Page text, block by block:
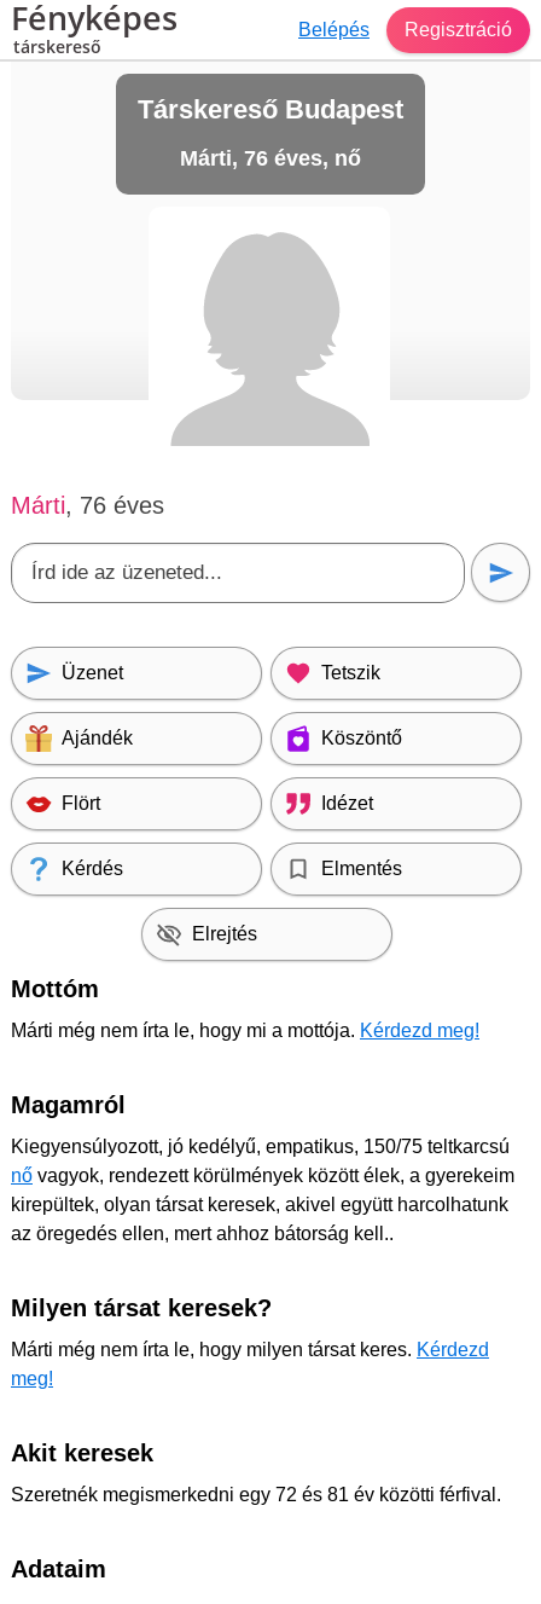
Fényképes
társkereső
Belépés Regisztráció
Társkereső Budapest
Márti, 76 éves, nő
Márti, 76 éves
Üzenet Tetszik
Ajándék Köszöntő
Flört Idézet
Kérdés Elmentés
Elrejtés
Mottóm
Márti még nem írta le, hogy mi a mottója. Kérdezd meg!
Magamról
Kiegyensúlyozott, jó kedélyű, empatikus, 150/75 teltkarcsú
nő vagyok, rendezett körülmények között élek, a gyerekeim
kirepültek, olyan társat keresek, akivel együtt harcolhatunk
az öregedés ellen, mert ahhoz bátorság kell..
Milyen társat keresek?
Márti még nem írta le, hogy milyen társat keres. Kérdezd
meg!
Akit keresek
Szeretnék megismerkedni egy 72 és 81 év közötti férfival.
Adataim